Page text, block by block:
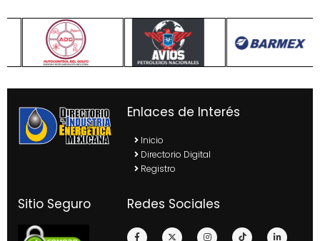
Enlaces de Interés
Inicio
Directorio Digital
Registro
Sitio Seguro Redes Sociales